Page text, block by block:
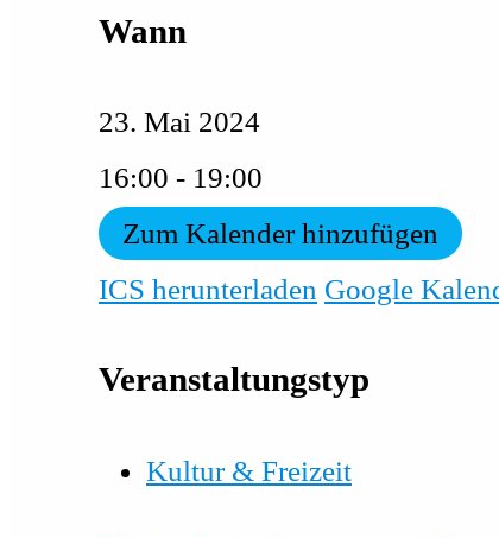
Wann
23. Mai 2024
16:00 - 19:00
Zum Kalender hinzufügen
ICS herunterladen Google
Veranstaltungstyp
Kultur & Freizeit